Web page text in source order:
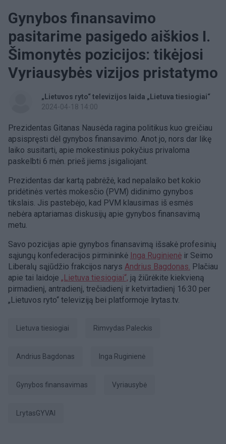
Gynybos finansavimo
pasitarime pasigedo aiškios I.
Šimonytės pozicijos: tikėjosi
Vyriausybės vizijos pristatymo
„Lietuvos ryto“ televizijos laida „Lietuva tiesiogiai“
2024-04-18 14:00
Prezidentas Gitanas Nausėda ragina politikus kuo greičiau
apsispręsti dėl gynybos finansavimo. Anot jo, nors dar likę
laiko susitarti, apie mokestinius pokyčius privaloma
paskelbti 6 mėn. prieš jiems įsigaliojant.
Prezidentas dar kartą pabrėžė, kad nepalaiko bet kokio
pridėtinės vertės mokesčio (PVM) didinimo gynybos
tikslais. Jis pastebėjo, kad PVM klausimas iš esmės
nebėra aptariamas diskusijų apie gynybos finansavimą
metu.
Savo pozicijas apie gynybos finansavimą išsakė profesinių
sąjungų konfederacijos pirmininkė Inga Ruginienė ir Seimo
Liberalų sąjūdžio frakcijos narys Andrius Bagdonas. Plačiau
apie tai laidoje „Lietuva tiesiogiai“, ją žiūrėkite kiekvieną
pirmadienį, antradienį, trečiadienį ir ketvirtadienį 16:30 per
„Lietuvos ryto“ televiziją bei platformoje lrytas.tv.
Lietuva tiesiogiai Rimvydas Paleckis
Andrius Bagdonas Inga Ruginienė
gynybos finansavimas Vyriausybė
LrytasGYVAI